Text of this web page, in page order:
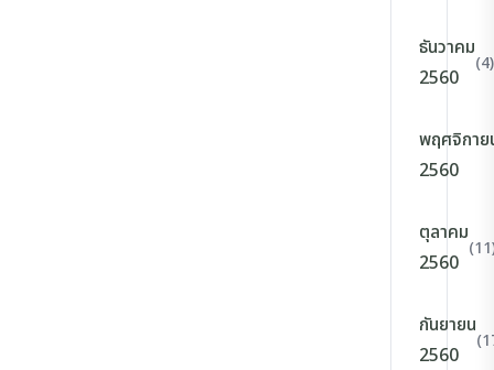
ธันวาคม
2560
(4)
พฤศจิกาย
2560
ตุลาคม
2560
กันยายน
2560